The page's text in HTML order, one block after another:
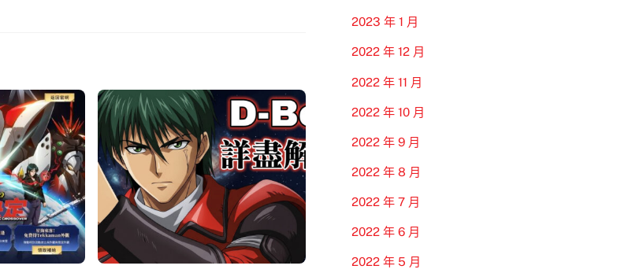
2023 年 1 月
2022 年 12 月
2022 年 11 月
2022 年 10 月
2022 年 9 月
2022 年 8 月
2022 年 7 月
2022 年 6 月
2022 年 5 月